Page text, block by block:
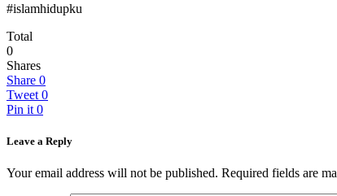
#islamhidupku
Total
0
Shares
Share 0
Tweet 0
Pin it 0
Leave a Reply
Your email address will not be published. Required fields are